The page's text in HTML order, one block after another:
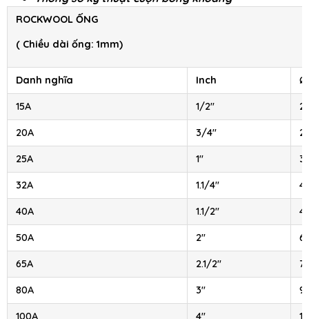
ROCKWOOL ỐNG
( Chiều dài ống: 1mm)
Danh nghĩa Inch Ø
15A 1/2″ 21
20A 3/4″
25A 1″
32A 1.1/4″
40A 1.1/2″
50A 2″
65A 2.1/2″
80A 3″
100A 4″